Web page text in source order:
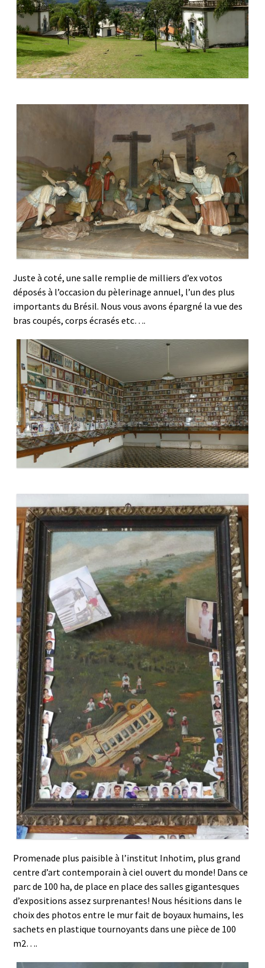
Juste à coté, une salle remplie de milliers d’ex votos
déposés à l’occasion du pèlerinage annuel, l’un des plus
importants du Brésil. Nous vous avons épargné la vue des
bras coupés, corps écrasés etc….
Promenade plus paisible à l’institut Inhotim, plus grand
centre d’art contemporain à ciel ouvert du monde! Dans ce
parc de 100 ha, de place en place des salles gigantesques
d’expositions assez surprenantes! Nous hésitions dans le
choix des photos entre le mur fait de boyaux humains, les
sachets en plastique tournoyants dans une pièce de 100
m2….